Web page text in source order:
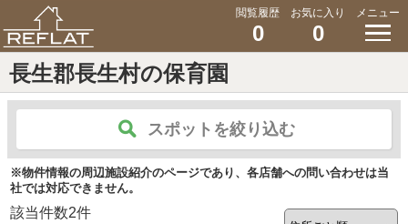
閲覧履歴
0
お気に入り
0
メニュー
長生郡長生村の保育園
スポットを絞り込む
※物件情報の周辺施設紹介のページであり、各店舗への問い合わせは当
社では対応できません。
該当件数2件